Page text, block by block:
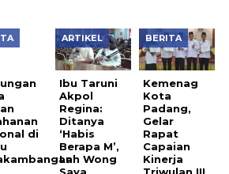
di
ARTIKEL
Ibu Taruni
Akpol
Regina:
Ditanya
‘Habis
Berapa M’,
Lah Wong
BERITA
Kemenag
Kota
Padang,
Gelar
Rapat
Capaian
Kinerja